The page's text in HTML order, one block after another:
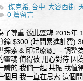
傑克希, 台中,大容西街,
身心靈,魔法
0 篇留言
了尊重 彼此靈魂 2015年
鐘 $300 (時間累進計費)
探索 & 印記療癒」- 調整
靈魂 值得被 用心對待 因
體的 我們一起 共振 我值
個月 我一直在思索 這個